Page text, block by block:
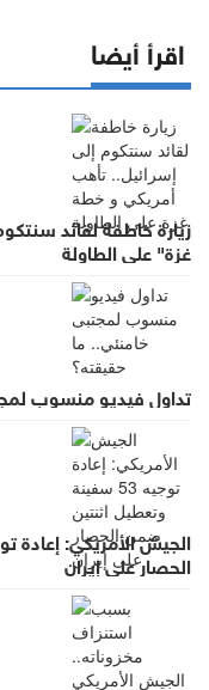
اقرأ أيضا
زيارة خاطفة لقائد
غزة" على الطاولة
تداول فيديو منسوب
الحصار على إيران